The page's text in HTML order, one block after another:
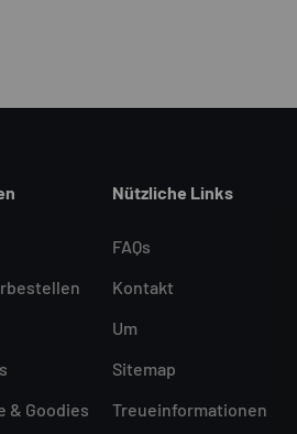
& Goodies
Nützliche Links
FAQs
Kontakt
Um
Sitemap
Treueinformationen